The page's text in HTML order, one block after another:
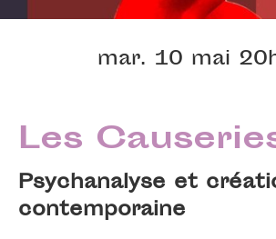
mar. 10 mai
Les
Psychanalyse et
contemporaine